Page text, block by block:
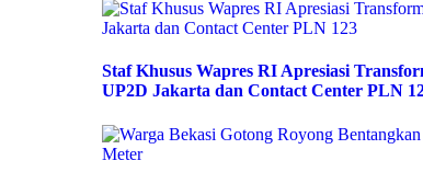
Staf Khusus Wapres RI Apresiasi
UP2D Jakarta dan Contact Center PLN